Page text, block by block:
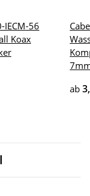
IECM-56
Koax
ab